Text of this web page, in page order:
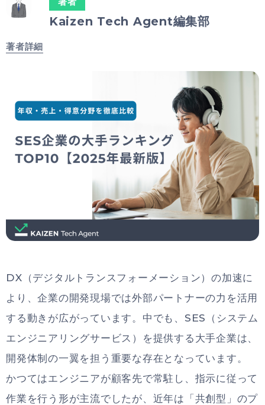
Kaizen Tech Agent編集部
著者詳細
DX（デジタルトランスフォーメーション）の加速に
より、企業の開発現場では外部パートナーの力を活用
する動きが広がっています。中でも、SES（システム
エンジニアリングサービス）を提供する大手企業は、
開発体制の一翼を担う重要な存在となっています。
かつてはエンジニアが顧客先で常駐し、指示に従って
作業を行う形が主流でしたが、近年は「共創型」のプ